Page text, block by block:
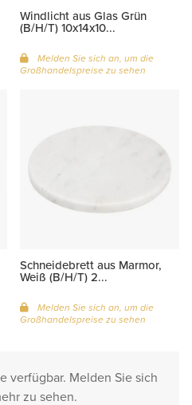
Windlicht aus Glas Grün
(B/H/T) 10x14x10...
Melden Sie sich an, um die
Großhandelspreise zu sehen
Schneidebrett aus Marmor,
Weiß (B/H/T) 2...
Melden Sie sich an, um die
Großhandelspreise zu sehen
verfügbar. Melden Sie sich
zu sehen.